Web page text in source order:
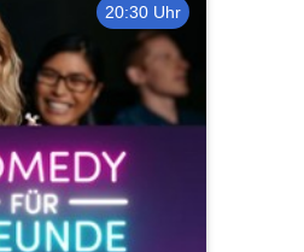
20:30 Uhr